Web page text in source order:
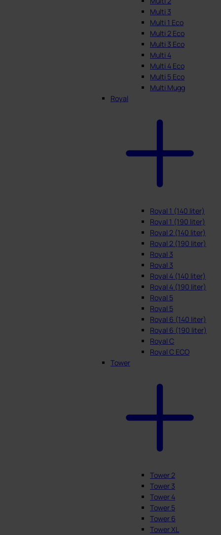
Multi 3
Multi 1 Eco
Multi 2 Eco
Multi 3 Eco
Multi 4
Multi 4 Eco
Multi 5 Eco
Multi Mugg
Royal
Royal 1 (140 liter)
Royal 1 (190 liter)
Royal 2 (140 liter)
Royal 2 (190 liter)
Royal 3
Royal 3
Royal 4 (140 liter)
Royal 4 (190 liter)
Royal 5
Royal 5
Royal 6 (140 liter)
Royal 6 (190 liter)
Royal C
Royal C ECO
Tower
Tower 2
Tower 3
Tower 4
Tower 5
Tower 6
Tower XL